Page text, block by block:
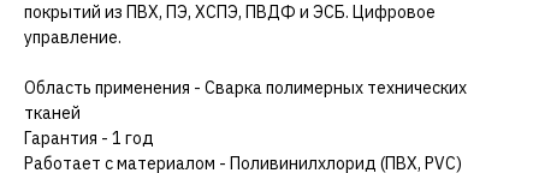
покрытий из ПВХ, ПЭ, ХСПЭ, ПВДФ и ЭСБ. Цифровое
управление.
Область применения - Сварка полимерных технических
тканей
Гарантия - 1 год
Работает с материалом - Поливинилхлорид (ПВХ, PVC)